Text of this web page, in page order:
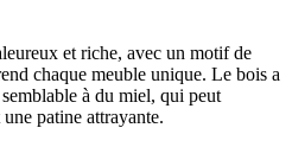
et riche, avec un motif de
chaque meuble unique. Le bois a
à du miel, qui peut
patine attrayante.